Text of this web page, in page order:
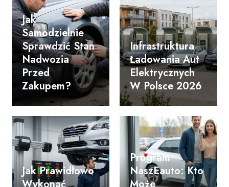
Jak
Samodzielnie
Sprawdzić Stan
Nadwozia
Przed
Zakupem?
Infrastruktura
Ładowania Aut
Elektrycznych
W Polsce 2026
Jak Prawidłowo
Program
NaszEauto: Kto